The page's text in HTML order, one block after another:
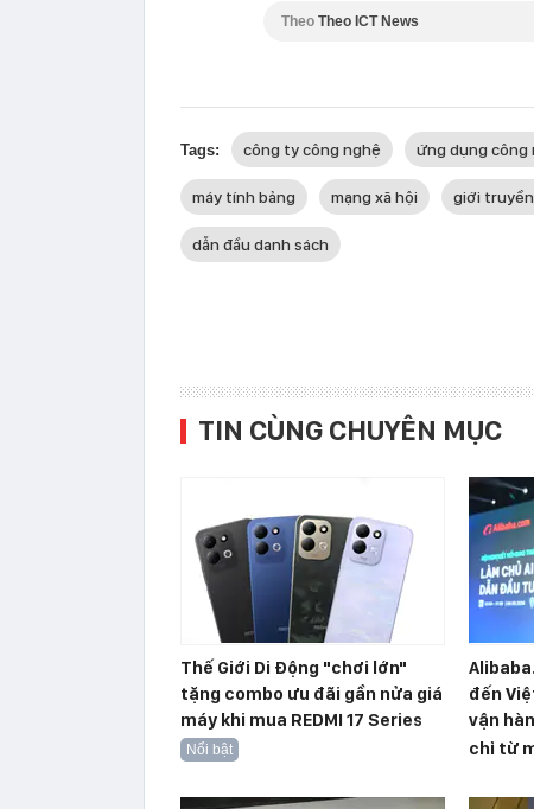
Theo Theo ICT News
Tags: công ty công nghệ ứng dụng công
máy tính bảng mạng xã hội giới
dẫn đầu danh sách
TIN CÙNG CHUYÊN MỤC
Thế Giới Di Động "chơi lớn"
tặng combo ưu đãi gần nửa giá
máy khi mua REDMI 17 Series
Nổi bật
đến
vận
chỉ từ